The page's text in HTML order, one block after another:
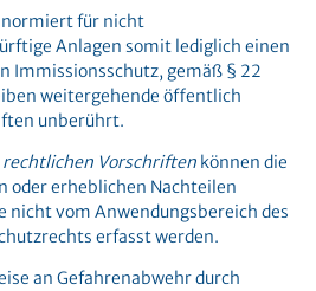
normiert für nicht
Anlagen somit lediglich einen
Immissionsschutz, gemäß § 22
weitergehende öffentlich
unberührt.
Vorschriften können die
oder erheblichen Nachteilen
nicht vom Anwendungsbereich des
erfasst werden.
an Gefahrenabwehr durch